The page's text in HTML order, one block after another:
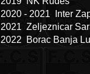
2020 - 2021 Inter
2021 Zeljeznicar
2022 Borac Banja